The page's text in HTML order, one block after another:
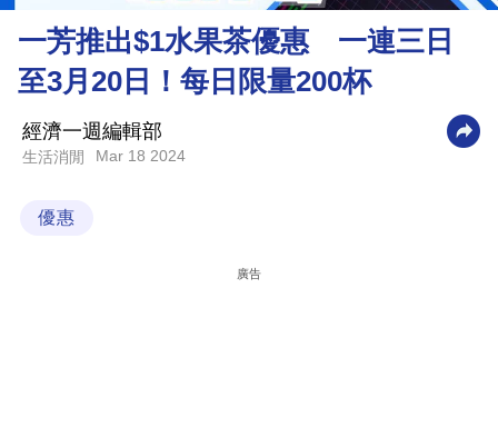
財
商
業
科
一芳推出$1水果茶優惠 一連三日
至3月20日！每日限量200杯
經濟一週編輯部
生活消閒 Mar 18 2024
優惠
廣告